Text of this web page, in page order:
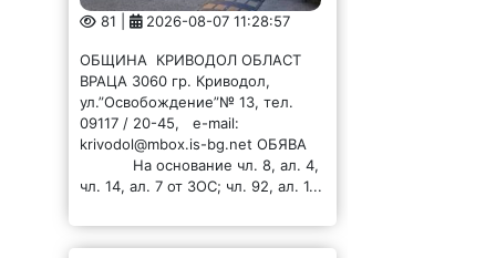
81 | 2026-08-07 11:28:57
ОБЩИНА КРИВОДОЛ ОБЛАСТ
ВРАЦА 3060 гр. Криводол,
ул.”Освобождение”№ 13, тел.
09117 / 20-45, e-mail:
krivodol@mbox.is-bg.net ОБЯВА
На основание чл. 8, ал. 4,
чл. 14, ал. 7 от ЗОС; чл. 92, ал. 1...